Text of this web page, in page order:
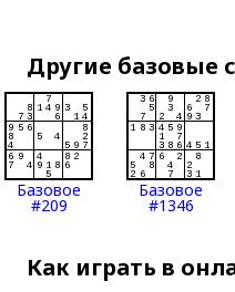
Другие базовые
Базовое
#209
Базовое
#1346
Как играть в